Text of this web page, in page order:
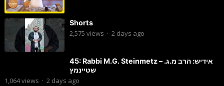
Shorts
2,575 views · 2 days ago
45: Rabbi M.G. Steinmetz – אידיש: הרב מ.ג.
שטיינמץ
1,064views · 2 days ago